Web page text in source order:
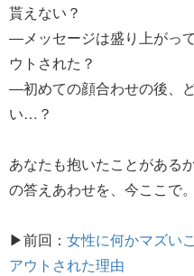
貰えない？
―メッセージは盛り上がっ
ウトされた？
―初めての顔合わせの後、
い…？
あなたも抱いたことがある
の答えあわせを、今ここで。
▶前回： 女性に何かマズい
アウトされた理由